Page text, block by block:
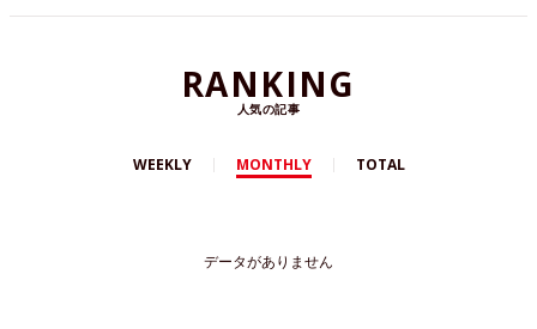
RANKING
人気の記事
WEEKLY MONTHLY TOTAL
データがありません